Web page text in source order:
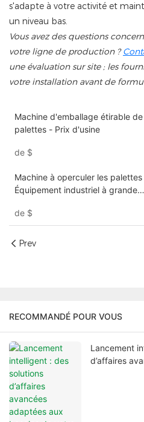
s'adapte à votre activité et
un niveau bas.
Vous avez des questions
votre ligne de production ?
une évaluation sur site ; les
votre installation avant de
Machine d'emballage étirable de
palettes - Prix d'usine
de $
Machine à operculer les
Équipement industriel à grande
de $
Prev
RECOMMANDÉ POUR VOUS
Lancement
d’affaires